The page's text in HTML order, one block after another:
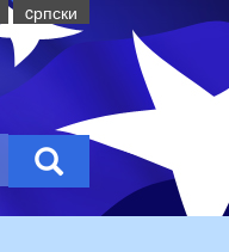
cрпски